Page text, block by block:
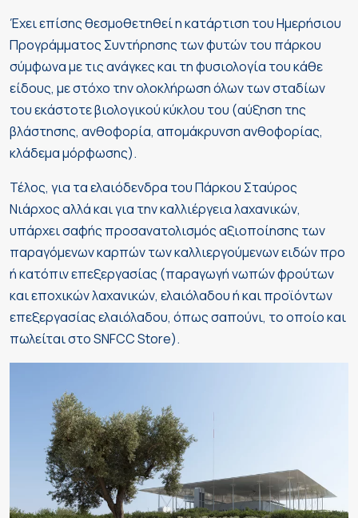
Έχει επίσης θεσμοθετηθεί η κατάρτιση του Ημερήσιου
Προγράμματος Συντήρησης των φυτών του πάρκου
σύμφωνα με τις ανάγκες και τη φυσιολογία του κάθε
είδους, με στόχο την ολοκλήρωση όλων των σταδίων
του εκάστοτε βιολογικού κύκλου του (αύξηση της
βλάστησης, ανθοφορία, απομάκρυνση ανθοφορίας,
κλάδεμα μόρφωσης).
Τέλος, για τα ελαιόδενδρα του Πάρκου Σταύρος
Νιάρχος αλλά και για την καλλιέργεια λαχανικών,
υπάρχει σαφής προσανατολισμός αξιοποίησης των
παραγόμενων καρπών των καλλιεργούμενων ειδών προ
ή κατόπιν επεξεργασίας (παραγωγή νωπών φρούτων
και εποχικών λαχανικών, ελαιόλαδου ή και προϊόντων
επεξεργασίας ελαιόλαδου, όπως σαπούνι, το οποίο και
πωλείται στο SNFCC Store).